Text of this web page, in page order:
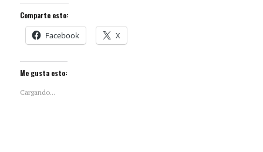
Comparte esto:
Facebook X
Me gusta esto:
Cargando...